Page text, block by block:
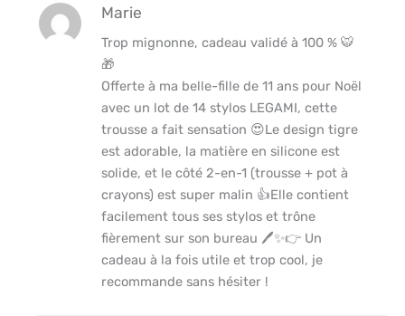
Marie
Trop mignonne, cadeau validé à 100 % 🐯
🎁
Offerte à ma belle-fille de 11 ans pour Noël
avec un lot de 14 stylos LEGAMI, cette
trousse a fait sensation 😍Le design tigre
est adorable, la matière en silicone est
solide, et le côté 2-en-1 (trousse + pot à
crayons) est super malin 👍Elle contient
facilement tous ses stylos et trône
fièrement sur son bureau 🖊️✨👉 Un
cadeau à la fois utile et trop cool, je
recommande sans hésiter !